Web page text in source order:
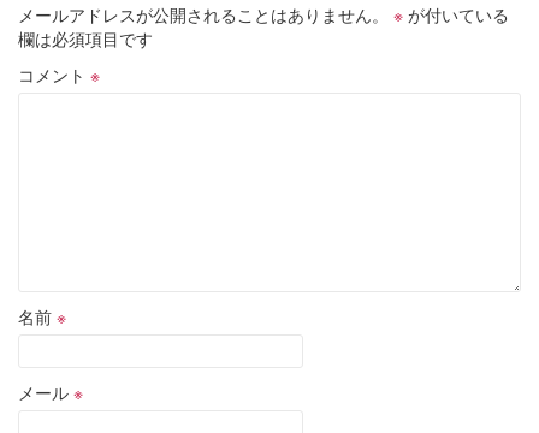
メールアドレスが公開されることはありません。
※ が付いている
欄は必須項目です
コメント ※
名前 ※
メール ※